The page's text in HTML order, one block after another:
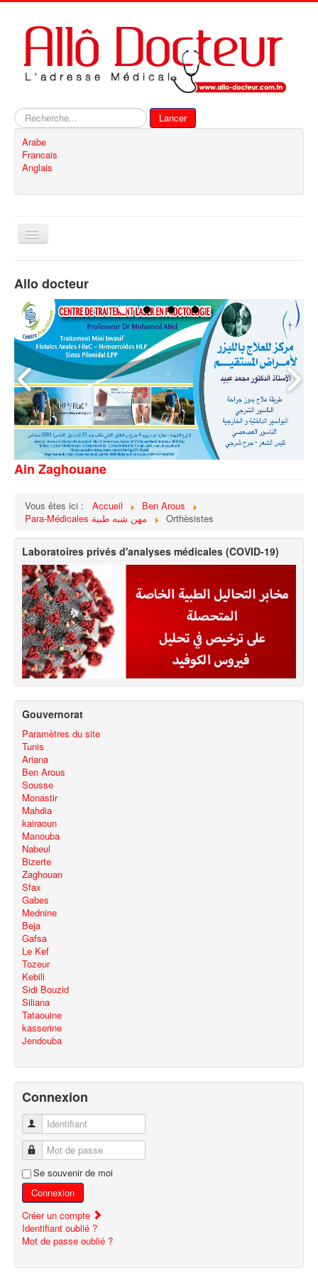
Rechercher
Lancer
Arabe
Francais
Anglais
Basculer
Contact
Allo docteur
Ain Zaghouane
Vous êtes ici : Accueil
Ben Arous
Para-Médicales مهن شبه طبية
Orthèsistes
Laboratoires privés d'analyses médicales (COVID-19)
Gouvernorat
Paramètres du site
Tunis
Ariana
Ben Arous
Sousse
Monastir
Mahdia
kairaoun
Manouba
Nabeul
Bizerte
Zaghouan
Sfax
Gabes
Mednine
Beja
Gafsa
Le Kef
Tozeur
Kebili
Sidi Bouzid
Siliana
Tataouine
kasserine
Jendouba
Connexion
Identifiant
Mot de passe
Se souvenir de moi
Connexion
Créer un compte
Identifiant oublié ?
Mot de passe oublié ?